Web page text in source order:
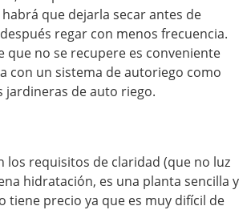
que dejarla secar antes de
regar con menos frecuencia.
que no se recupere es conveniente
con un sistema de autoriego como
jardineras de auto riego.
los requisitos de claridad (que no luz
hidratación, es una planta sencilla y
tiene precio ya que es muy difícil de